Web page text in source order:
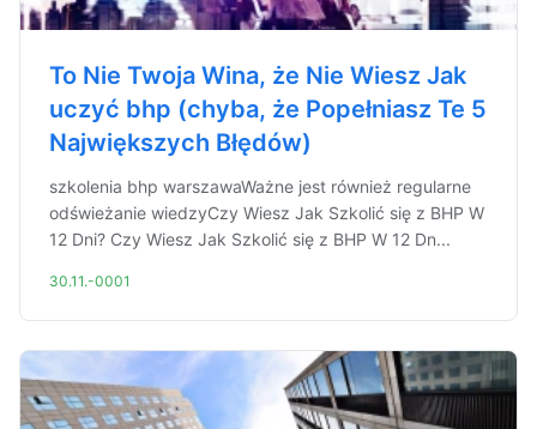
To Nie Twoja Wina, że Nie Wiesz Jak
uczyć bhp (chyba, że Popełniasz Te 5
Największych Błędów)
szkolenia bhp warszawaWażne jest również regularne
odświeżanie wiedzyCzy Wiesz Jak Szkolić się z BHP W
12 Dni? Czy Wiesz Jak Szkolić się z BHP W 12 Dn...
30.11.-0001